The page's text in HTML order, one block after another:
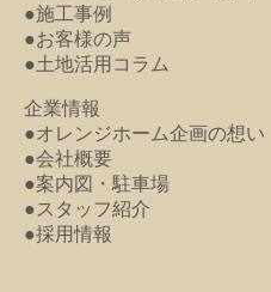
●施工事例
●お客様の声
●土地活用コラム
企業情報
●オレンジホーム企画の想い
●会社概要
●案内図・駐車場
●スタッフ紹介
●採用情報